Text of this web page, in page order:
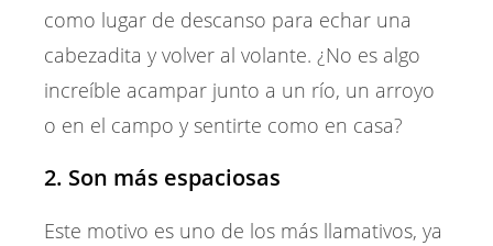
como lugar de descanso para echar una
cabezadita y volver al volante. ¿No es algo
increíble acampar junto a un río, un arroyo
o en el campo y sentirte como en casa?
2. Son más espaciosas
Este motivo es uno de los más llamativos, ya